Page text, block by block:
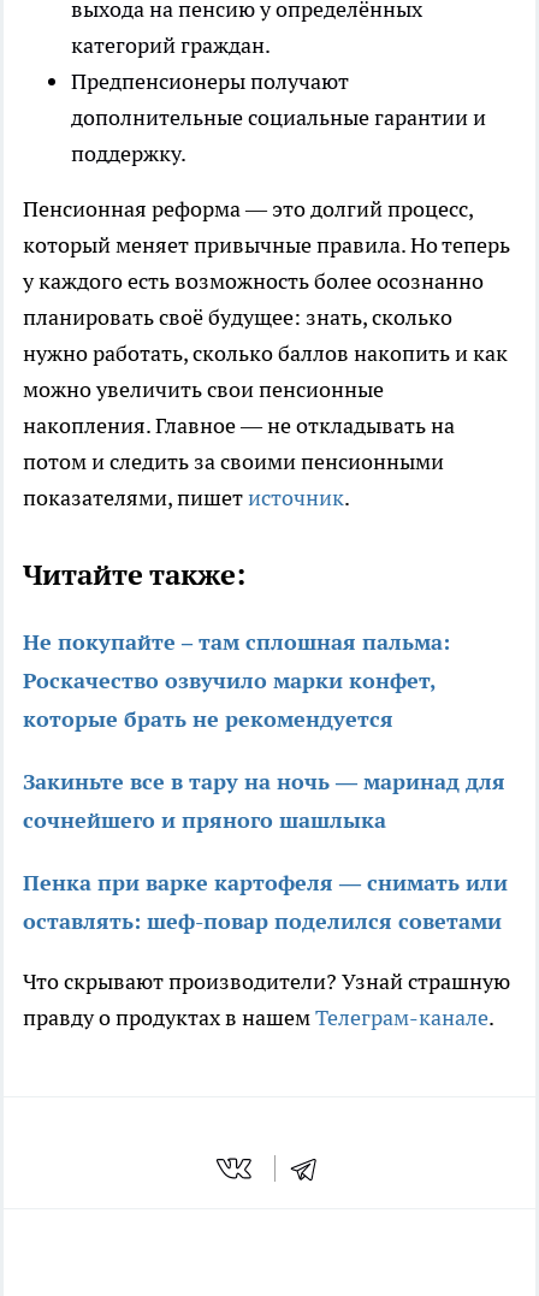
выхода на пенсию у определённых
категорий граждан.
Предпенсионеры получают
дополнительные социальные гарантии и
поддержку.
Пенсионная реформа — это долгий процесс,
который меняет привычные правила. Но теперь
у каждого есть возможность более осознанно
планировать своё будущее: знать, сколько
нужно работать, сколько баллов накопить и как
можно увеличить свои пенсионные
накопления. Главное — не откладывать на
потом и следить за своими пенсионными
показателями, пишетисточник.
Читайте также:
Не покупайте – там сплошная пальма:
Роскачество озвучило марки конфет,
которые брать не рекомендуется
Закиньте все в тару на ночь — маринад для
сочнейшего и пряного шашлыка
Пенка при варке картофеля — снимать или
оставлять: шеф-повар поделился советами
Что скрывают производители? Узнай страшную
правду о продуктах в нашемТелеграм-канале.